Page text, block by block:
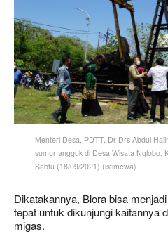
Menteri Desa, PDTT, Dr Drs Abdul
sumur angguk di Desa Wisata Nglobo,
Sabtu (18/09/2021) (istimewa)
Dikatakannya, Blora bisa
tepat untuk dikunjungi kaitannya
migas.